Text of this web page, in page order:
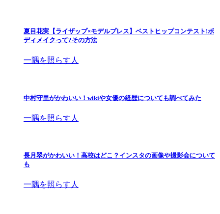
夏目花実【ライザップ×モデルプレス】ベストヒップコンテスト!ボ
ディメイクって?その方法
一隅を照らす人
中村守里がかわいい！wikiや女優の経歴についても調べてみた
一隅を照らす人
長月翠がかわいい！高校はどこ？インスタの画像や撮影会について
も
一隅を照らす人